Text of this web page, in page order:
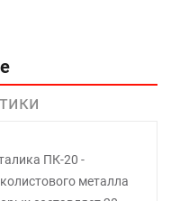
ПК-20 -
металла